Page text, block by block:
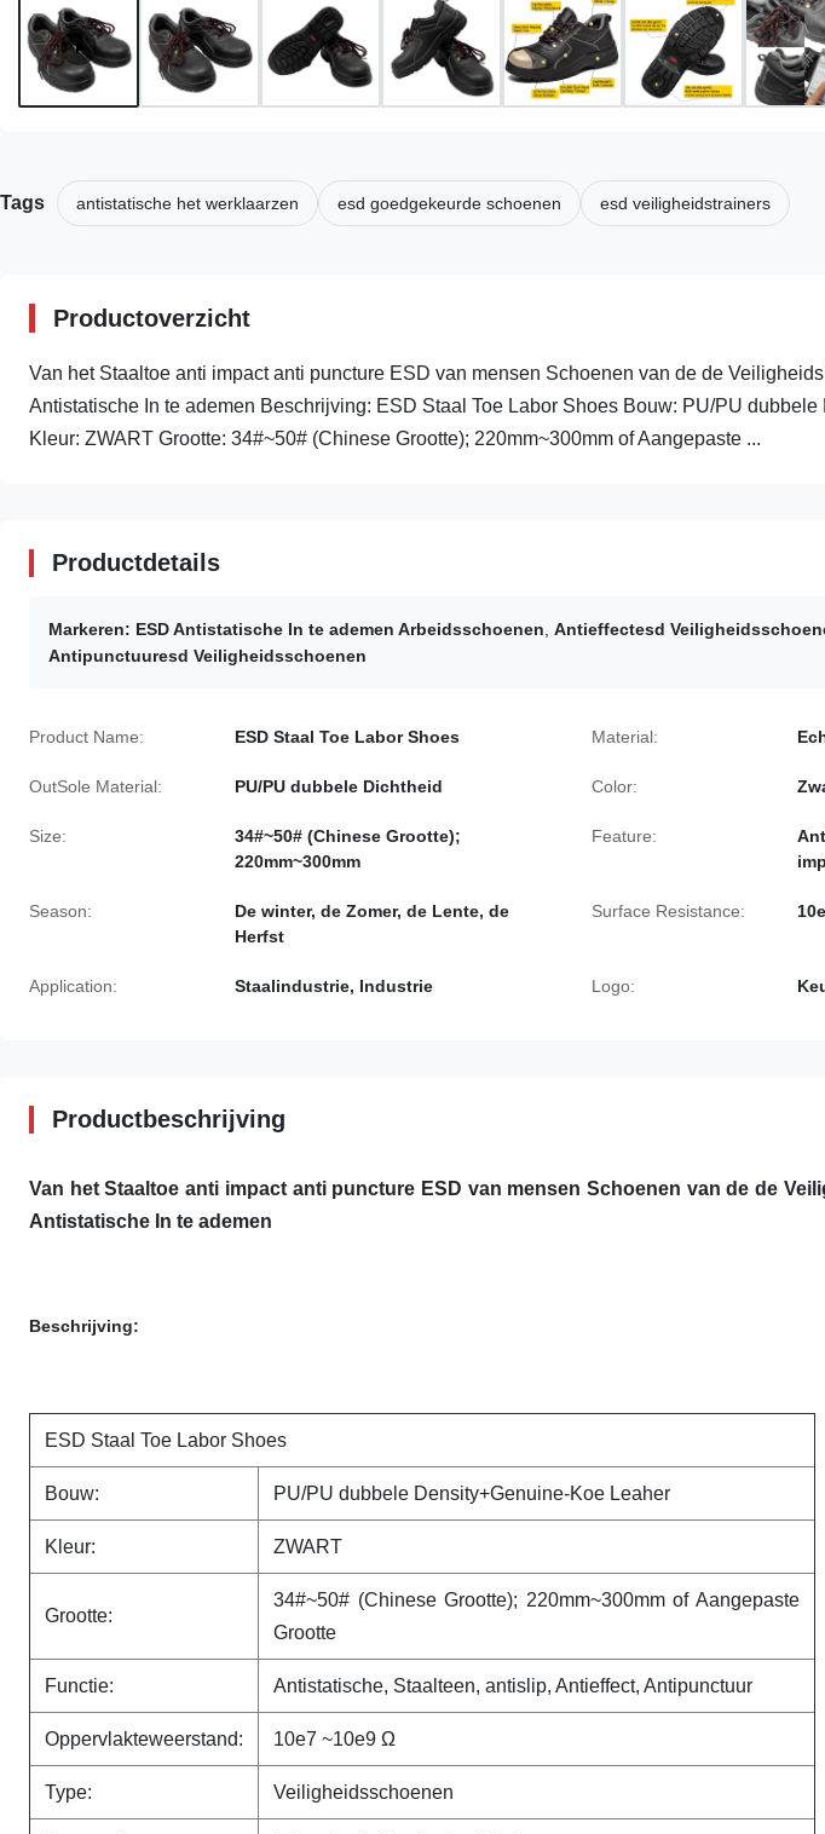
Tags antistatische het werklaarzen esd goedgekeurde schoenen esd veiligheidstrainers
Productoverzicht
Van het Staaltoe anti impact anti puncture ESD van mensen Schoenen van de de
Antistatische In te ademen Beschrijving: ESD Staal Toe Labor Shoes Bouw: PU/PU
Kleur: ZWART Grootte: 34#~50# (Chinese Grootte); 220mm~300mm of Aangepaste ...
Productdetails
Markeren: ESD Antistatische In te ademen Arbeidsschoenen Antieffectesd
Antipunctuuresd Veiligheidsschoenen
Product Name: ESD Staal Toe Labor Shoes Material:
OutSole Material: PU/PU dubbele Dichtheid Color:
Size:
34#~50# (Chinese Grootte);
220mm~300mm
Feature:
Season:
De winter, de Zomer, de Lente, de
Herfst
Surface Resistance:
Application: Staalindustrie, Industrie Logo:
Productbeschrijving
Van het Staaltoe anti impact anti puncture ESD van mensen Schoenen van de de
Antistatische In te ademen
Beschrijving:
ESD Staal Toe Labor Shoes
Bouw: PU/PU dubbele Density+Genuine-Koe Leaher
Kleur: ZWART
Grootte:
34#~50# (Chinese Grootte); 220mm~300mm of Aangepaste
Grootte
Functie: Antistatische, Staalteen, antislip, Antieffect, Antipunctuur
Oppervlakteweerstand: 10e7 ~10e9 Ω
Type: Veiligheidsschoenen